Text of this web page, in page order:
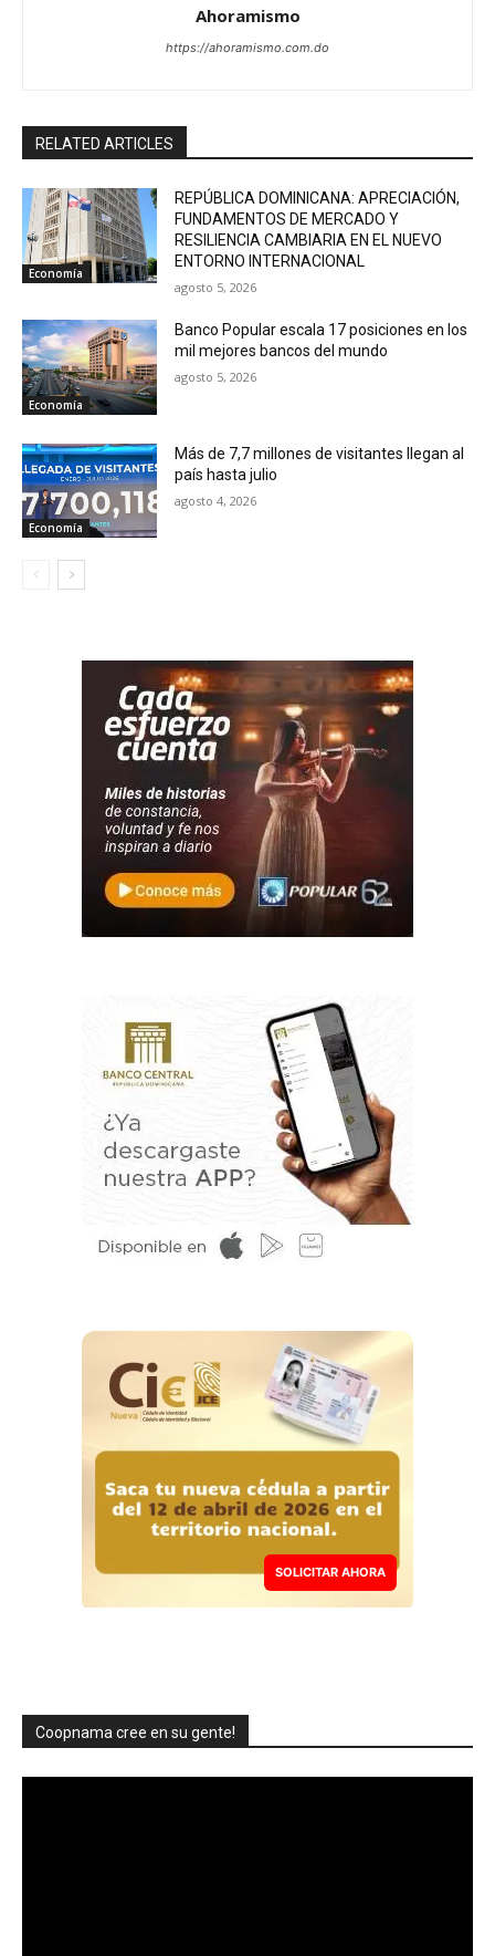
Ahoramismo
https://ahoramismo.com.do
RELATED ARTICLES
Economía
REPÚBLICA DOMINICANA: APRECIACIÓN,
FUNDAMENTOS DE MERCADO Y
RESILIENCIA CAMBIARIA EN EL NUEVO
ENTORNO INTERNACIONAL
agosto 5, 2026
Economía
Banco Popular escala 17 posiciones en los
mil mejores bancos del mundo
agosto 5, 2026
Economía
Más de 7,7 millones de visitantes llegan al
país hasta julio
agosto 4, 2026
SOLICITAR AHORA
Coopnama cree en su gente!